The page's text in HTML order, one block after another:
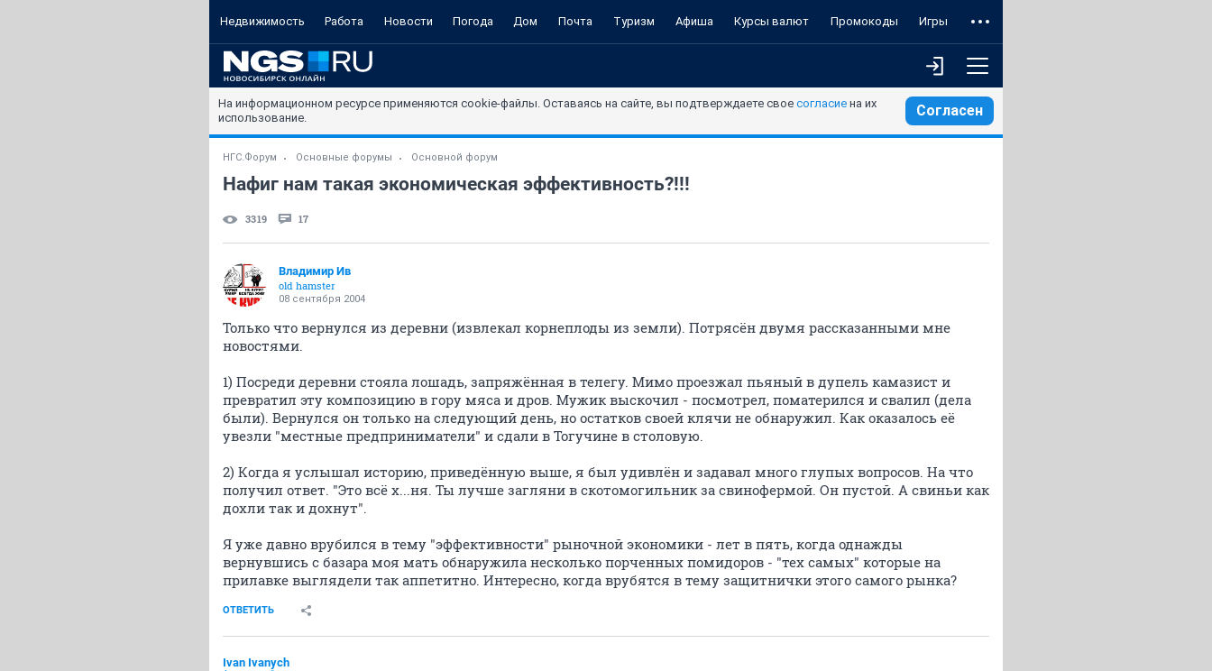
Недвижимость Работа Новости Погода Дом Почта Туризм Афиша Курсы валют Промокоды Игры
На информационном ресурсе применяются cookie-файлы. Оставаясь на сайте, вы подтверждаете свое согласие на их
использование.
Согласен
НГС.Форум Основные форумы Основной форум
Нафиг нам такая экономическая эффективность?!!!
3319 17
Владимир Ив
old hamster
08 сентября 2004
Только что вернулся из деревни (извлекал корнеплоды из земли). Потрясён двумя рассказанными мне
новостями.
1) Посреди деревни стояла лошадь, запряжённая в телегу. Мимо проезжал пьяный в дупель камазист и
превратил эту композицию в гору мяса и дров. Мужик выскочил - посмотрел, поматерился и свалил (дела
были). Вернулся он только на следующий день, но остатков своей клячи не обнаружил. Как оказалось её
увезли "местные предприниматели" и сдали в Тогучине в столовую.
2) Когда я услышал историю, приведённую выше, я был удивлён и задавал много глупых вопросов. На что
получил ответ. "Это всё х...ня. Ты лучше загляни в скотомогильник за свинофермой. Он пустой. А свиньи как
дохли так и дохнут".
Я уже давно врубился в тему "эффективности" рыночной экономики - лет в пять, когда однажды
вернувшись с базара моя мать обнаружила несколько порченных помидоров - "тех самых" которые на
прилавке выглядели так аппетитно. Интересно, когда врубятся в тему защитнички этого самого рынка?
ОТВЕТИТЬ
Ivan Ivanych